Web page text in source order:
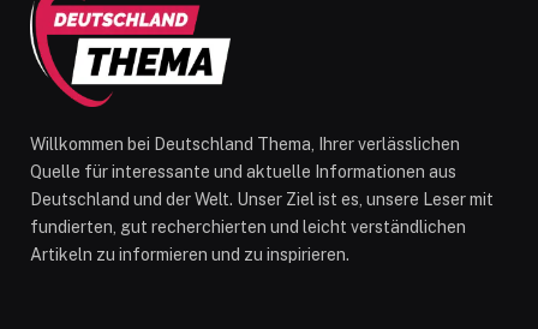
Willkommen bei Deutschland Thema, Ihrer verlässlichen
Quelle für interessante und aktuelle Informationen aus
Deutschland und der Welt. Unser Ziel ist es, unsere Leser mit
fundierten, gut recherchierten und leicht verständlichen
Artikeln zu informieren und zu inspirieren.